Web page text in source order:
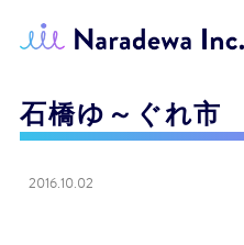
石橋ゆ～ぐれ市
2016.10.02